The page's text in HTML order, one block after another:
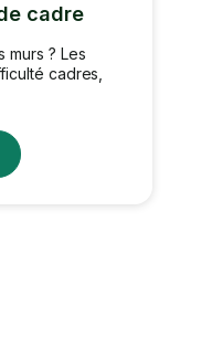
cadre
? Les
cadres,